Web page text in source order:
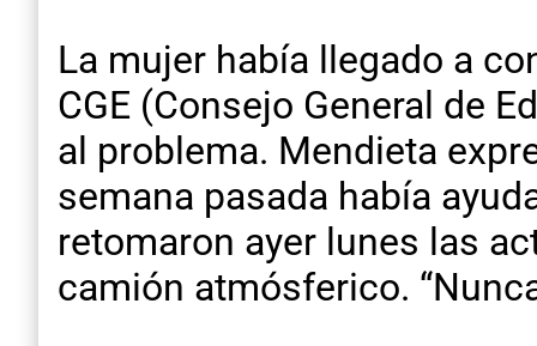
La mujer había llegado a
CGE (Consejo General de
al problema. Mendieta
semana pasada había
retomaron ayer lunes las
camión atmósferico.